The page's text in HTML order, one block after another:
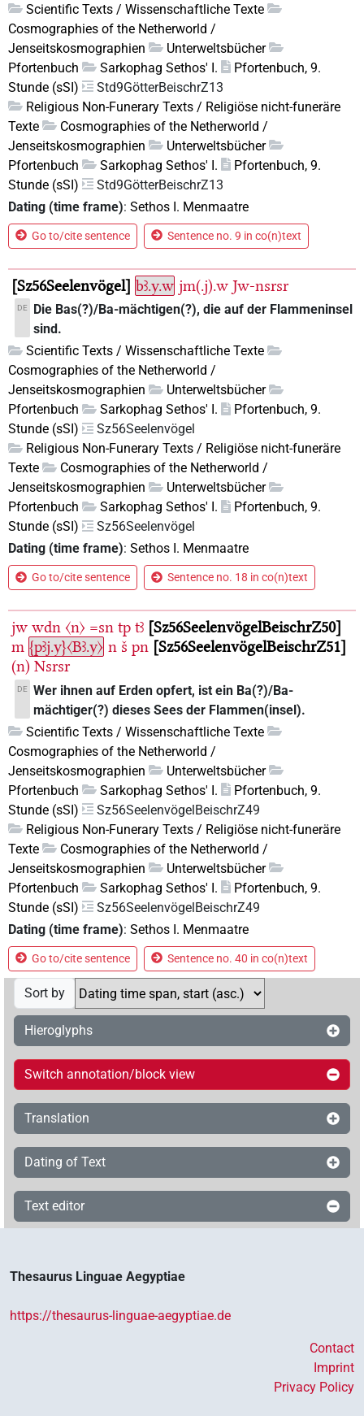
Scientific Texts / Wissenschaftliche Texte
Cosmographies of the Netherworld /
Jenseitskosmographien
Unterweltsbücher
Pfortenbuch
Sarkophag Sethos' I.
Pfortenbuch, 9.
Stunde (sSI)
Std9GötterBeischrZ13
Religious Non-Funerary Texts / Religiöse nicht-funeräre
Texte
Cosmographies of the Netherworld /
Jenseitskosmographien
Unterweltsbücher
Pfortenbuch
Sarkophag Sethos' I.
Pfortenbuch, 9.
Stunde (sSI)
Std9GötterBeischrZ13
Dating (time frame): Sethos I. Menmaatre
Go to/cite sentence Sentence no. 9 in co(n)text
Sz56Seelenvögel bꜣ.y.w jm(.j).w Jw-nsrsr
DE
Die Bas(?)/Ba-mächtigen(?), die auf der Flammeninsel
sind.
Scientific Texts / Wissenschaftliche Texte
Cosmographies of the Netherworld /
Jenseitskosmographien
Unterweltsbücher
Pfortenbuch
Sarkophag Sethos' I.
Pfortenbuch, 9.
Stunde (sSI)
Sz56Seelenvögel
Religious Non-Funerary Texts / Religiöse nicht-funeräre
Texte
Cosmographies of the Netherworld /
Jenseitskosmographien
Unterweltsbücher
Pfortenbuch
Sarkophag Sethos' I.
Pfortenbuch, 9.
Stunde (sSI)
Sz56Seelenvögel
Dating (time frame): Sethos I. Menmaatre
Go to/cite sentence Sentence no. 18 in co(n)text
jw wdn 〈n〉 =sn tp tꜣ Sz56SeelenvögelBeischrZ50
m {pꜣj.y}〈Bꜣ.y〉 n š pn Sz56SeelenvögelBeischrZ51
(n) Nsrsr
DE Wer ihnen auf Erden opfert, ist ein Ba(?)/Ba-
mächtiger(?) dieses Sees der Flammen(insel).
Scientific Texts / Wissenschaftliche Texte
Cosmographies of the Netherworld /
Jenseitskosmographien
Unterweltsbücher
Pfortenbuch
Sarkophag Sethos' I.
Pfortenbuch, 9.
Stunde (sSI)
Sz56SeelenvögelBeischrZ49
Religious Non-Funerary Texts / Religiöse nicht-funeräre
Texte
Cosmographies of the Netherworld /
Jenseitskosmographien
Unterweltsbücher
Pfortenbuch
Sarkophag Sethos' I.
Pfortenbuch, 9.
Stunde (sSI)
Sz56SeelenvögelBeischrZ49
Dating (time frame): Sethos I. Menmaatre
Go to/cite sentence Sentence no. 40 in co(n)text
Sort by
Hieroglyphs
Switch annotation/block view
Translation
Dating of Text
Text editor
Thesaurus Linguae Aegyptiae
https://thesaurus-linguae-aegyptiae.de
Contact
Imprint
Privacy Policy